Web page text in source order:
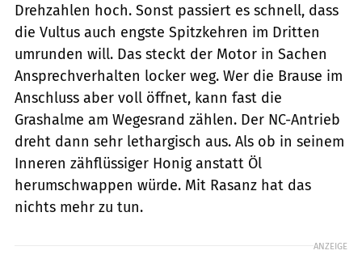
Drehzahlen hoch. Sonst passiert es schnell, dass
die Vultus auch engste Spitzkehren im Dritten
umrunden will. Das steckt der Motor in Sachen
Ansprechverhalten locker weg. Wer die Brause im
Anschluss aber voll öffnet, kann fast die
Grashalme am Wegesrand zählen. Der NC-Antrieb
dreht dann sehr lethargisch aus. Als ob in seinem
Inneren zähflüssiger Honig anstatt Öl
herumschwappen würde. Mit Rasanz hat das
nichts mehr zu tun.
ANZEIGE